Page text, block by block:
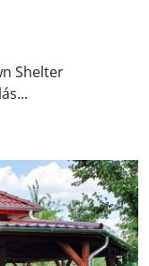
Shelter